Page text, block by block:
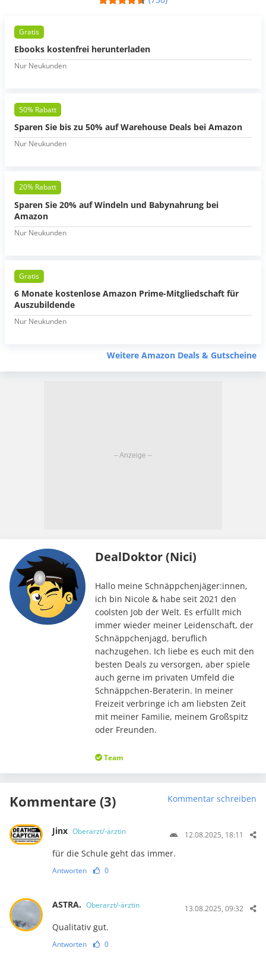
Gratis
Ebooks kostenfrei herunterladen
Nur Neukunden
50% Rabatt
Sparen Sie bis zu 50% auf Warehouse Deals bei Amazon
Nur Neukunden
20% Rabatt
Sparen Sie 20% auf Windeln und Babynahrung bei
Amazon
Nur Neukunden
Gratis
6 Monate kostenlose Amazon Prime-Mitgliedschaft für
Auszubildende
Nur Neukunden
Weitere Amazon Deals & Gutscheine
DealDoktor (Nici)
Hallo meine Schnäppchenjäger:innen,
ich bin Nicole & habe seit 2021 den
coolsten Job der Welt. Es erfüllt mich
immer wieder meiner Leidenschaft, der
Schnäppchenjagd, beruflich
nachzugehen. Ich liebe es euch mit den
besten Deals zu versorgen, aber spiele
auch gerne im privaten Umfeld die
Schnäppchen-Beraterin. In meiner
Freizeit verbringe ich am liebsten Zeit
mit meiner Familie, meinem Großspitz
oder Freunden.
Team
Kommentare (3) Kommentar schreiben
Jinx Oberarzt/-ärztin 12.08.2025, 18:11
für die Schule geht das immer.
Antworten 0
ASTRA. Oberarzt/-ärztin 13.08.2025, 09:32
Qualitativ gut.
Antworten 0